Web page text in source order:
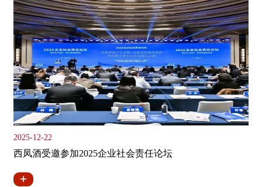
2025-12-22
西凤酒受邀参加2025企业社会责任论坛